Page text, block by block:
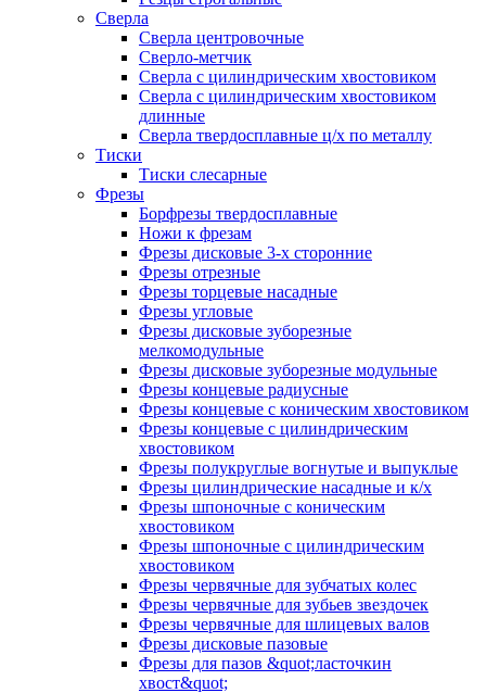
Сверла
Сверла центровочные
Сверло-метчик
Сверла с цилиндрическим хвостовиком
Сверла с цилиндрическим хвостовиком
длинные
Сверла твердосплавные ц/х по металлу
Тиски
Тиски слесарные
Фрезы
Борфрезы твердосплавные
Ножи к фрезам
Фрезы дисковые 3-х сторонние
Фрезы отрезные
Фрезы торцевые насадные
Фрезы угловые
Фрезы дисковые зуборезные
мелкомодульные
Фрезы дисковые зуборезные модульные
Фрезы концевые радиусные
Фрезы концевые с коническим хвостовиком
Фрезы концевые с цилиндрическим
хвостовиком
Фрезы полукруглые вогнутые и выпуклые
Фрезы цилиндрические насадные и к/х
Фрезы шпоночные с коническим
хвостовиком
Фрезы шпоночные с цилиндрическим
хвостовиком
Фрезы червячные для зубчатых колес
Фрезы червячные для зубьев звездочек
Фрезы червячные для шлицевых валов
Фрезы дисковые пазовые
Фрезы для пазов &quot;ласточкин
хвост&quot;